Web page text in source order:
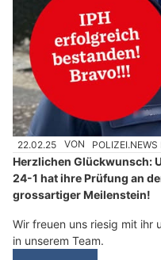
22.02.25 VON
Herzlichen Glückwunsch:
24-1 hat ihre Prüfung an
grossartiger Meilenstein!
Wir freuen uns riesig mit ihr
in unserem Team.